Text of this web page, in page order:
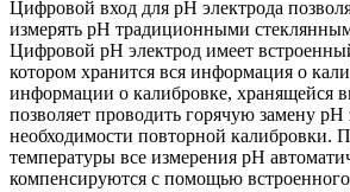
Цифровой вход для pH электрода
измерять рН традиционными
Цифровой pH электрод имеет
котором хранится вся информация о
информации о калибровке, хранящейся
позволяет проводить горячую замену рН
необходимости повторной калибровки.
температуры все измерения pH
компенсируются с помощью встроенного